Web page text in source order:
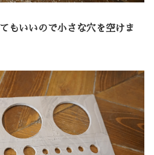
もいいので小さな穴を空けま